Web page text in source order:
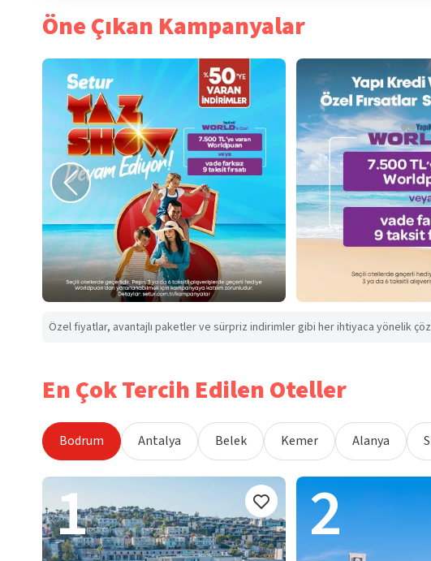
Öne Çıkan Kampanyalar
Özel fiyatlar, avantajlı paketler ve sürpriz indirimler gibi her ihtiyaca yönelik
En Çok Tercih Edilen Oteller
Bodrum Antalya Belek Kemer Alanya
1 2